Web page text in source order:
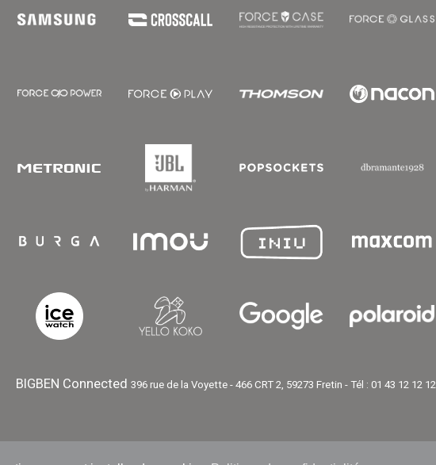
BIGBEN Connected396 rue de la Voyette - 466 CRT 2, 59273 Fretin - Tél : 01 43 12 12 12